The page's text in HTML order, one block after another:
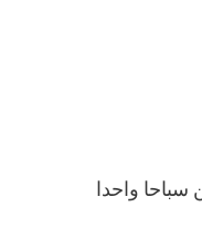
سباحا واحدا